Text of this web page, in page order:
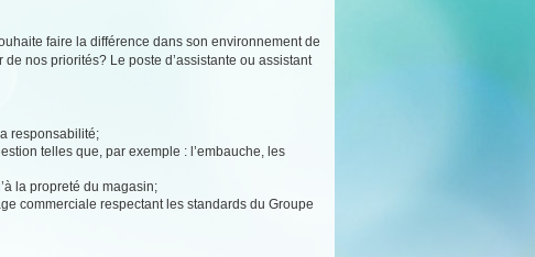
faire la différence dans son environnement de
nos priorités? Le poste d’assistante ou assistant
responsabilité;
telles que, par exemple : l’embauche, les
la propreté du magasin;
commerciale respectant les standards du Groupe